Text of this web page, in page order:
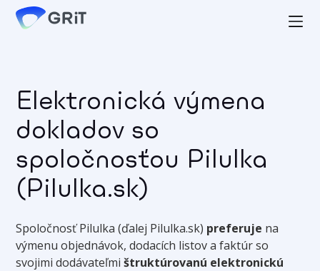
Elektronická výmena
dokladov so
spoločnosťou Pilulka
(Pilulka.sk)
Spoločnosť Pilulka (ďalej Pilulka.sk) preferuje na
výmenu objednávok, dodacích listov a faktúr so
svojimi dodávateľmištruktúrovanú elektronickú